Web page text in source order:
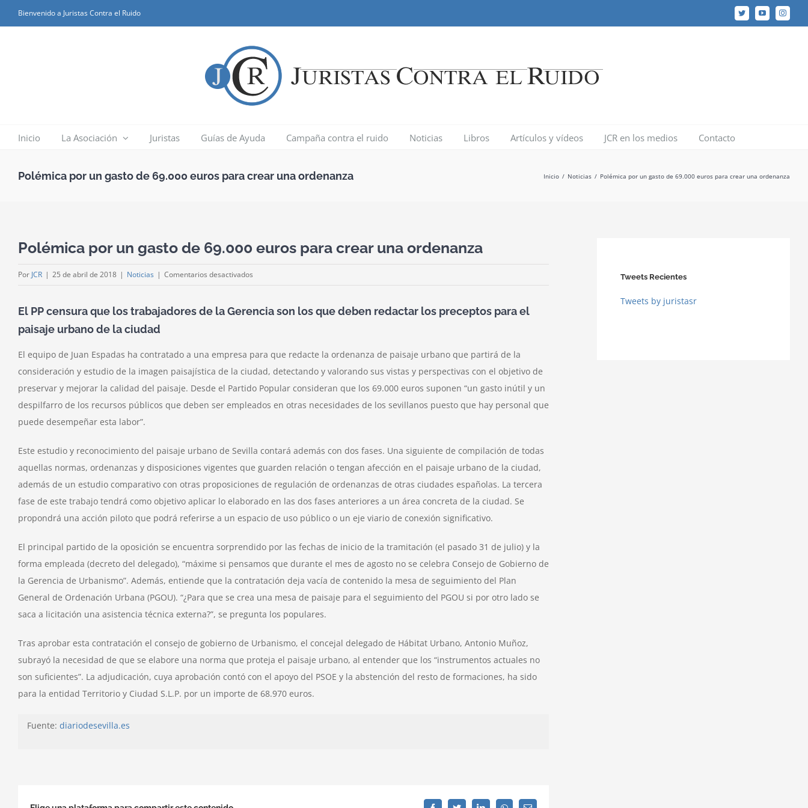
to
Bienvenido a Juristas Contra el Ruido TwitterYouTube
Inicio La Asociación Juristas Guías de Ayuda Campaña contra el ruido Noticias Libros Artículos y vídeos JCR en los medios Contacto
Polémica por un gasto de 69.000 euros para crear una ordenanza Inicio / Noticias / Polémica por un gasto de 69.000 euros para crear una ordenanza
Polémica por un gasto de 69.000 euros para crear una ordenanza
Por JCR | 25 de abril de 2018 | Noticias | Comentarios desactivados
un
69.000
euros
para
crear
El PP censura que los trabajadores de la Gerencia son los que deben redactar los preceptos para el
paisaje urbano de la ciudad
El equipo de Juan Espadas ha contratado a una empresa para que redacte la ordenanza de paisaje urbano que partirá de la
consideración y estudio de la imagen paisajística de la ciudad, detectando y valorando sus vistas y perspectivas con el objetivo de
preservar y mejorar la calidad del paisaje. Desde el Partido Popular consideran que los 69.000 euros suponen “un gasto inútil y un
despilfarro de los recursos públicos que deben ser empleados en otras necesidades de los sevillanos puesto que hay personal que
puede desempeñar esta labor”.
Este estudio y reconocimiento del paisaje urbano de Sevilla contará además con dos fases. Una siguiente de compilación de todas
aquellas normas, ordenanzas y disposiciones vigentes que guarden relación o tengan afección en el paisaje urbano de la ciudad,
además de un estudio comparativo con otras proposiciones de regulación de ordenanzas de otras ciudades españolas. La tercera
fase de este trabajo tendrá como objetivo aplicar lo elaborado en las dos fases anteriores a un área concreta de la ciudad. Se
propondrá una acción piloto que podrá referirse a un espacio de uso público o un eje viario de conexión significativo.
El principal partido de la oposición se encuentra sorprendido por las fechas de inicio de la tramitación (el pasado 31 de julio) y la
forma empleada (decreto del delegado), “máxime si pensamos que durante el mes de agosto no se celebra Consejo de Gobierno de
la Gerencia de Urbanismo”. Además, entiende que la contratación deja vacía de contenido la mesa de seguimiento del Plan
General de Ordenación Urbana (PGOU). “¿Para que se crea una mesa de paisaje para el seguimiento del PGOU si por otro lado se
saca a licitación una asistencia técnica externa?”, se pregunta los populares.
Tras aprobar esta contratación el consejo de gobierno de Urbanismo, el concejal delegado de Hábitat Urbano, Antonio Muñoz,
subrayó la necesidad de que se elabore una norma que proteja el paisaje urbano, al entender que los “instrumentos actuales no
son suficientes”. La adjudicación, cuya aprobación contó con el apoyo del PSOE y la abstención del resto de formaciones, ha sido
para la entidad Territorio y Ciudad S.L.P. por un importe de 68.970 euros.
Fuente: diariodesevilla.es
Tweets Recientes
Tweets by juristasr